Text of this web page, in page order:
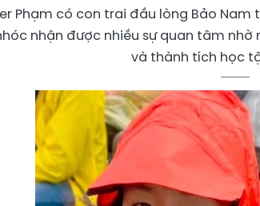
Phạm có con trai đầu lòng Bảo Nam
nhận được nhiều sự quan tâm
và thành tích học